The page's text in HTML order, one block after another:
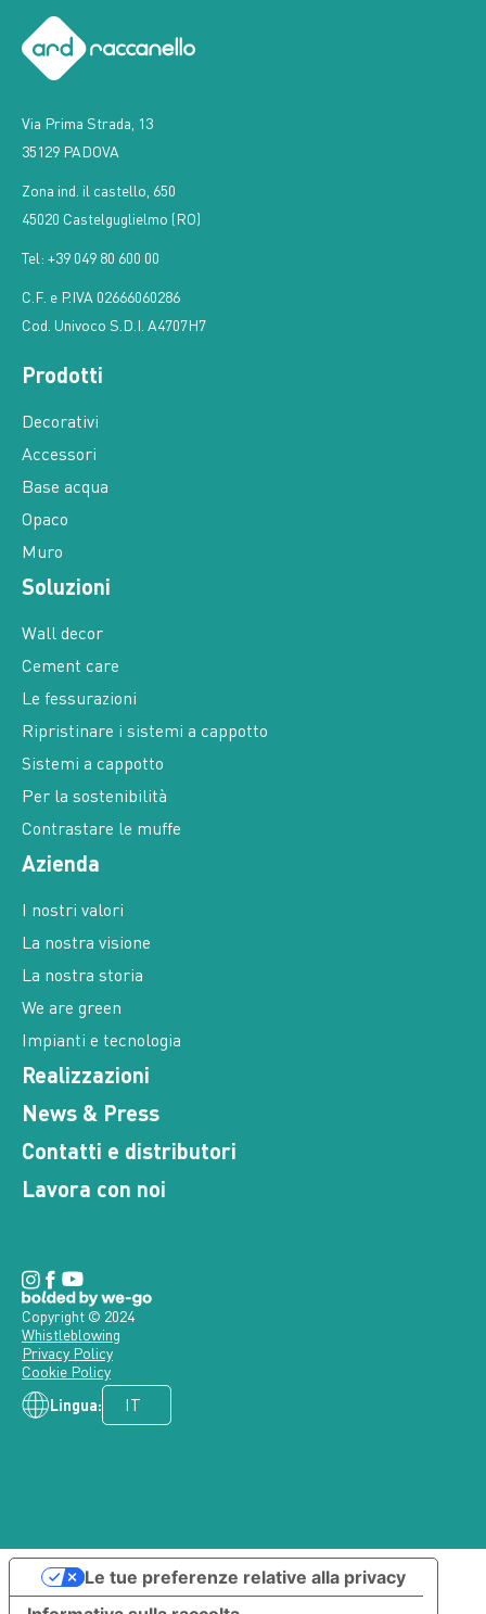
Via Prima Strada, 13
35129 PADOVA
Zona ind. il castello, 650
45020 Castelguglielmo (RO)
Tel: +39 049 80 600 00
C.F. e P.IVA 02666060286
Cod. Univoco S.D.I. A4707H7
Prodotti
Decorativi
Accessori
Base acqua
Opaco
Muro
Soluzioni
Wall decor
Cement care
Le fessurazioni
Ripristinare i sistemi a cappotto
Sistemi a cappotto
Per la sostenibilità
Contrastare le muffe
Azienda
I nostri valori
La nostra visione
La nostra storia
We are green
Impianti e tecnologia
Realizzazioni
News & Press
Contatti e distributori
Lavora con noi
Lingua:
Copyright © 2024
Whistleblowing
Privacy Policy
Cookie Policy
Le tue preferenze relative alla privacy